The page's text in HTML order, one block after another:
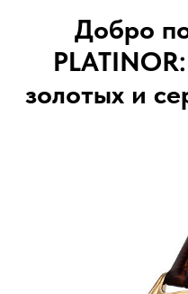
Добро
золотых и